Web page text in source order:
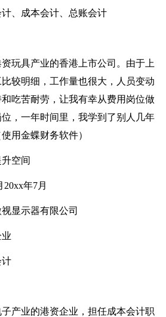
、成本会计、总账会计
具产业的香港上市公司。由于上
较明细，工作量也很大，人员变动
吃苦耐劳，让我有幸从费用岗位做
，一年时间里，我学到了别人几年
用金蝶财务软件）
空间
年7月
显示器有限公司
业的港资企业，担任成本会计职